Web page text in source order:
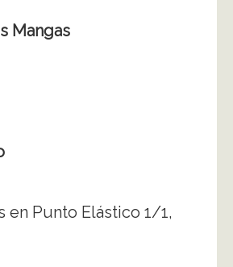
Mangas
en Punto Elástico 1/1,